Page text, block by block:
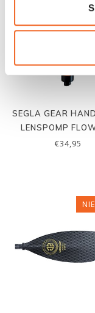
SEGLA GEAR
LENSPOMP
€34,95